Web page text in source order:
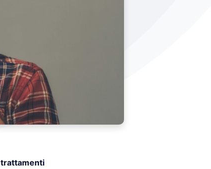
trattamenti